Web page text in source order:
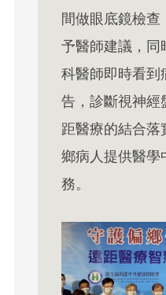
間做眼底鏡檢查
予醫師建議，同
科醫師即時看到
告，診斷視神經
距醫療的結合落
鄉病人提供醫學
務。